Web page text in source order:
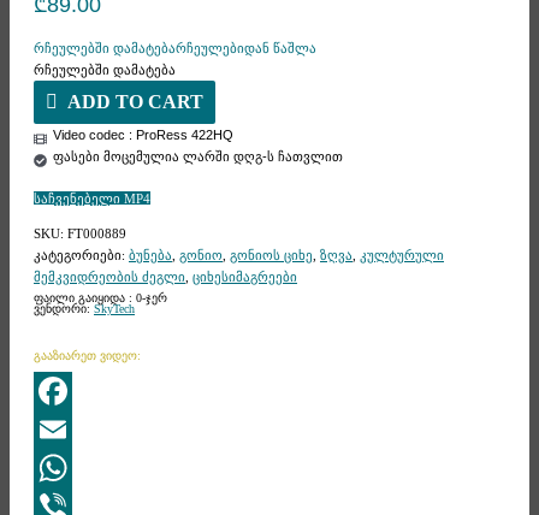
რჩეულებში დამატებარჩეულებიდან წაშლა
რჩეულებში დამატება
ADD TO CART
Video codec : ProRess 422HQ
ფასები მოცემულია ლარში დღგ-ს ჩათვლით
საჩვენებელი MP4
SKU: FT000889
კატეგორიები: ბუნება გონიო გონიოს ციხე ზღვა
კულტურული
მემკვიდრეობის ძეგლი ციხესიმაგრეები
ფაილი გაიყიდა : 0-ჯერ
ვენდორი: SkyTech
გააზიარეთ ვიდეო:
Facebook
Email
WhatsApp